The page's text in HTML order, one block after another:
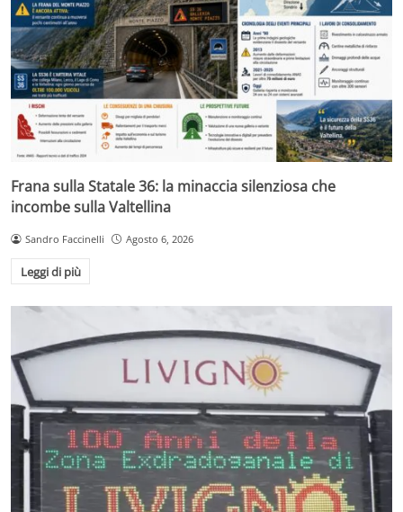
Frana sulla Statale 36: la minaccia silenziosa che
incombe sulla Valtellina
Sandro Faccinelli Agosto 6, 2026
Leggi di più